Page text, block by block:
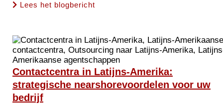
Lees het blogbericht
Contactcentra in Latijns-Amerika:
strategische nearshorevoordelen voor uw
bedrijf